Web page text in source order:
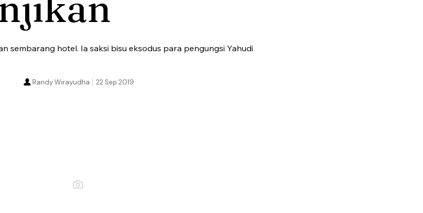
sembarang hotel. Ia saksi bisu eksodus para pengungsi Yahudi
22 Sep 2019
Randy Wirayudha